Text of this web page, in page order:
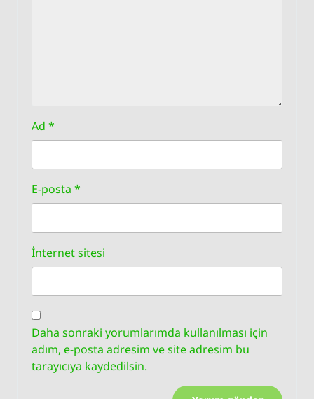
Ad *
E-posta *
İnternet sitesi
Daha sonraki yorumlarımda kullanılması için
adım, e-posta adresim ve site adresim bu
tarayıcıya kaydedilsin.